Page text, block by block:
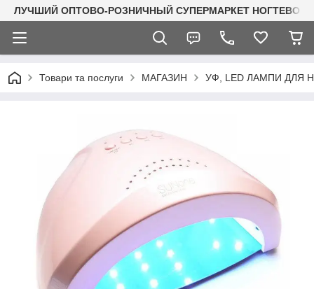
ЛУЧШИЙ ОПТОВО-РОЗНИЧНЫЙ СУПЕРМАРКЕТ
Товари та послуги МАГАЗИН УФ, LED ЛАМПИ ДЛЯ